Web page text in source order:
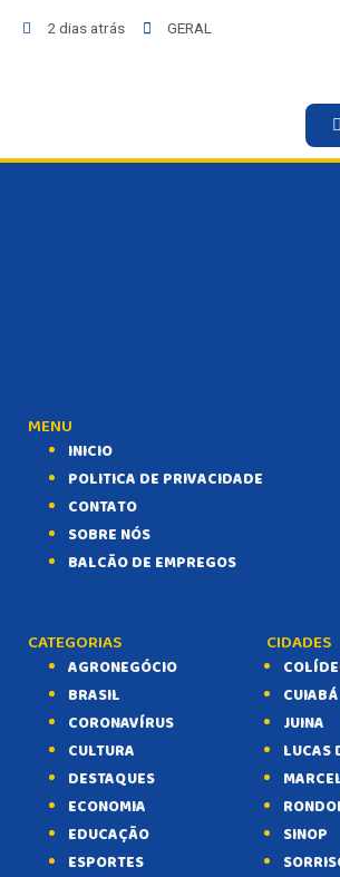
2 dias atrás GERAL
MENU
INICIO
POLITICA DE PRIVACIDADE
CONTATO
SOBRE NÓS
BALCÃO DE EMPREGOS
CATEGORIAS
AGRONEGÓCIO
BRASIL
CORONAVÍRUS
CULTURA
DESTAQUES
ECONOMIA
EDUCAÇÃO
ESPORTES
CIDADES
CUIABÁ
JUINA
LUCAS
SINOP
BALCÃO DE